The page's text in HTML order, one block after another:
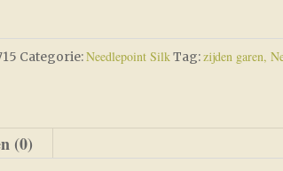
Categorie:Needlepoint SilkTag:zijden garen,
(0)